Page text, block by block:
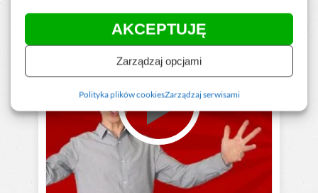
AKCEPTUJĘ
Zarządzaj opcjami
Polityka plików cookiesZarządzaj serwisami